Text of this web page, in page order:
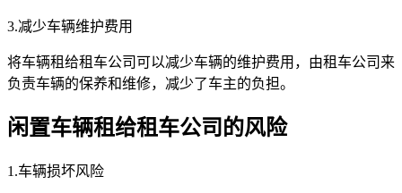
3.减少车辆维护费用
将车辆租给租车公司可以减少车辆的维护费用，由租车公司来
负责车辆的保养和维修，减少了车主的负担。
闲置车辆租给租车公司的风险
1.车辆损坏风险